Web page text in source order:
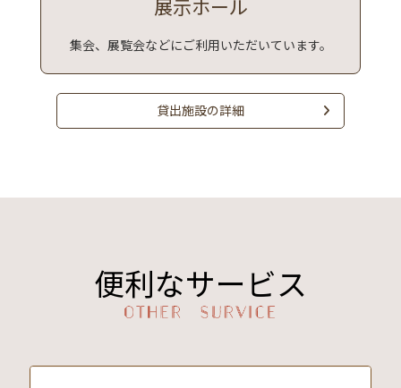
展示ホール
集会、展覧会などにご利用いただいています。
貸出施設の詳細
便利なサービス